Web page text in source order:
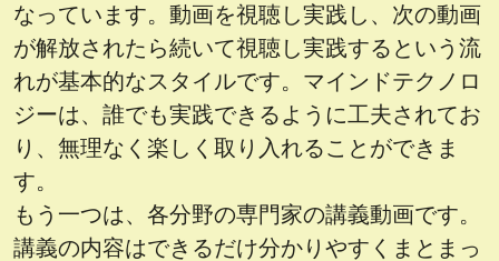
なっています。動画を視聴し実践し、次の動画
が解放されたら続いて視聴し実践するという流
れが基本的なスタイルです。マインドテクノロ
ジーは、誰でも実践できるように工夫されてお
り、無理なく楽しく取り入れることができま
す。
もう一つは、各分野の専門家の講義動画です。
講義の内容はできるだけ分かりやすくまとまっ